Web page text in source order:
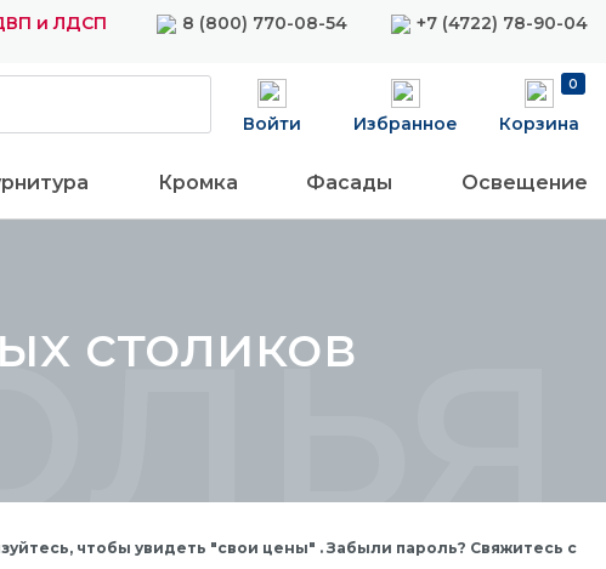
и ЛДСП 8 (800) 770-08-54 +7 (4722) 78-90-04
Войти Избранное
0
Корзина
Кромка Фасады Освещение
столиков
чтобы увидеть "свои цены" . Забыли пароль? Свяжитесь с